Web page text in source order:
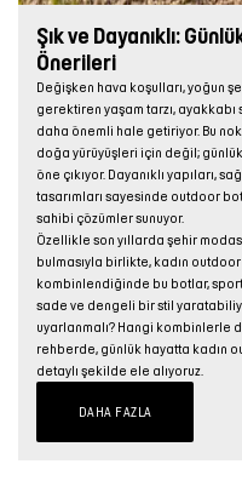
Şık ve Dayanıklı:
Önerileri
Değişken hava koşulları, yoğun
gerektiren yaşam tarzı,
daha önemli hale getiriyor. Bu
doğa yürüyüşleri için değil;
öne çıkıyor. Dayanıklı yapıları,
tasarımları sayesinde outdoor
sahibi çözümler sunuyor.
Özellikle son yıllarda şehir
bulmasıyla birlikte, kadın outdoor
kombinlendiğinde bu botlar,
sade ve dengeli bir stil
uyarlanmalı? Hangi kombinlerle
rehberde, günlük hayatta kadın
detaylı şekilde ele alıyoruz.
DAHA FAZLA